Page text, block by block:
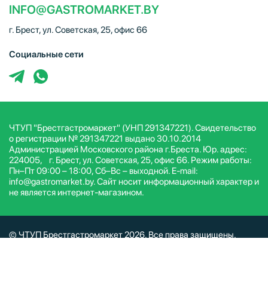
INFO@GASTROMARKET.BY
г. Брест, ул. Советская, 25, офис 66
Социальные сети
ЧТУП "Брестгастромаркет" (УНП 291347221). Свидетельство
о регистрации № 291347221 выдано 30.10.2014
Администрацией Московского района г.Бреста. Юр. адрес:
224005, г. Брест, ул. Советская, 25, офис 66. Режим работы:
Пн–Пт 09:00 – 18:00, Сб–Вс – выходной. E-mail:
info@gastromarket.by. Сайт носит информационный характер и
не является интернет-магазином.
© ЧТУП Брестгастромаркет 2026. Все права защищены.